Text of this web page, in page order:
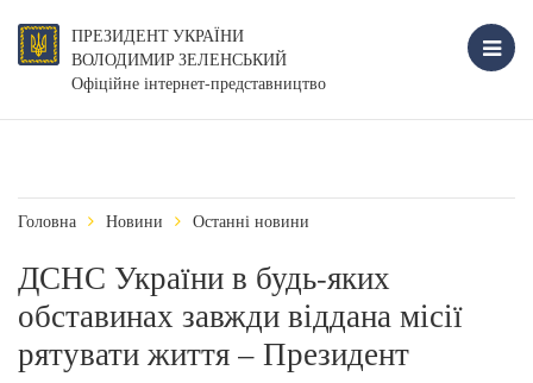
ПРЕЗИДЕНТ УКРАЇНИ
ВОЛОДИМИР ЗЕЛЕНСЬКИЙ
Офіційне інтернет-представництво
Головна Новини Останні новини
ДСНС України в будь-яких
обставинах завжди віддана місії
рятувати життя – Президент